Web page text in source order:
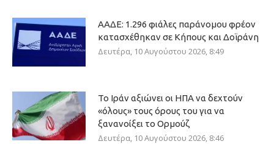
ΑΑΔΕ: 1.296 φιάλες παράνομου φρέον
κατασχέθηκαν σε Κήπους και Δοϊράνη
Δευτέρα, 10 Αυγούστου 2026, 8:49
Το Ιράν αξιώνει οι ΗΠΑ να δεχτούν
«όλους» τους όρους του για να
ξανανοίξει το Ορμούζ
Δευτέρα, 10 Αυγούστου 2026, 8:46